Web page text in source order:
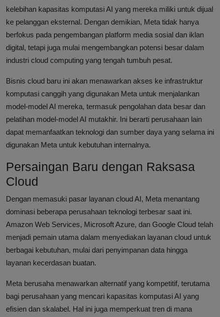
kelebihan kapasitas komputasi AI yang mereka miliki untuk dijual
ke pelanggan eksternal. Dengan demikian, Meta tidak hanya
berfokus pada pengembangan platform media sosial dan iklan
digital, tetapi juga mulai mengembangkan potensi besar dalam
industri cloud computing yang tengah tumbuh pesat.
Bisnis cloud baru ini akan menawarkan akses ke infrastruktur
komputasi canggih yang digunakan Meta untuk menjalankan
model-model AI mereka, termasuk pengolahan data besar dan
pelatihan model-model AI mutakhir. Ini berarti perusahaan lain
dapat memanfaatkan teknologi dan sumber daya yang selama ini
digunakan Meta untuk kebutuhan internalnya.
Persaingan Baru dengan Raksasa
Cloud
Dengan memasuki pasar layanan cloud AI, Meta menantang
dominasi beberapa perusahaan teknologi terbesar saat ini.
Amazon Web Services, Microsoft Azure, dan Google Cloud telah
menjadi pemain utama dalam menyediakan layanan cloud untuk
berbagai kebutuhan, mulai dari penyimpanan data hingga
layanan kecerdasan buatan.
Meta berusaha menawarkan alternatif yang kompetitif, terutama
bagi perusahaan yang mencari kapasitas komputasi AI yang
efisien dan skalabel. Hal ini juga memperkuat tren di mana